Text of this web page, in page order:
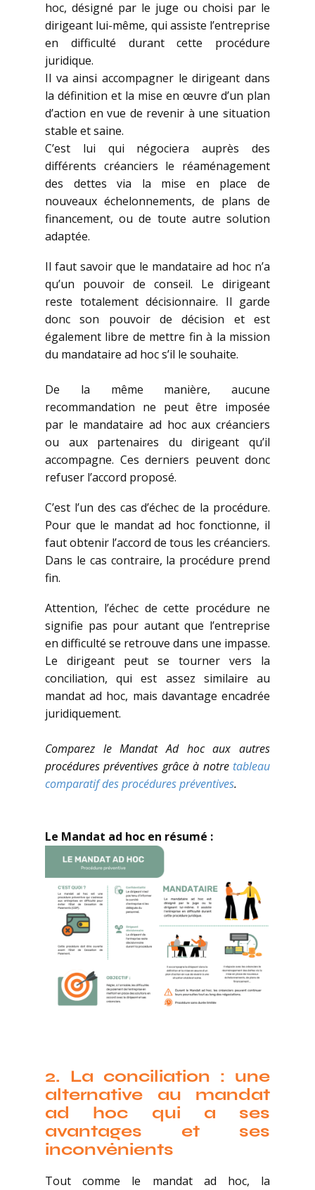
hoc, désigné par le juge ou choisi par le
dirigeant lui-même, qui assiste l’entreprise
en difficulté durant cette procédure
juridique.
Il va ainsi accompagner le dirigeant dans
la définition et la mise en œuvre d’un plan
d’action en vue de revenir à une situation
stable et saine.
C’est lui qui négociera auprès des
différents créanciers le réaménagement
des dettes via la mise en place de
nouveaux échelonnements, de plans de
financement, ou de toute autre solution
adaptée.
Il faut savoir que le mandataire ad hoc n’a
qu’un pouvoir de conseil. Le dirigeant
reste totalement décisionnaire. Il garde
donc son pouvoir de décision et est
également libre de mettre fin à la mission
du mandataire ad hoc s’il le souhaite.
De la même manière, aucune
recommandation ne peut être imposée
par le mandataire ad hoc aux créanciers
ou aux partenaires du dirigeant qu’il
accompagne. Ces derniers peuvent donc
refuser l’accord proposé.
C’est l’un des cas d’échec de la procédure.
Pour que le mandat ad hoc fonctionne, il
faut obtenir l’accord de tous les créanciers.
Dans le cas contraire, la procédure prend
fin.
Attention, l’échec de cette procédure ne
signifie pas pour autant que l’entreprise
en difficulté se retrouve dans une impasse.
Le dirigeant peut se tourner vers la
conciliation, qui est assez similaire au
mandat ad hoc, mais davantage encadrée
juridiquement.
Comparez le Mandat Ad hoc aux autres
procédures préventives grâce à notre tableau
comparatif des procédures préventives.
Le Mandat ad hoc en résumé :
2. La conciliation : une
alternative au mandat
ad hoc qui a ses
avantages et ses
inconvénients
Tout comme le mandat ad hoc, la